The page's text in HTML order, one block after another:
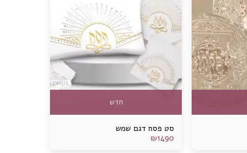
חדש
סט פסח דגם שמש
₪1490